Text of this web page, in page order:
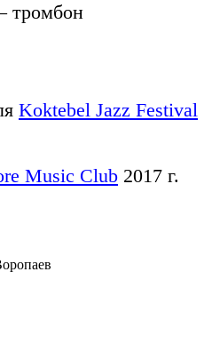
тромбон
Koktebel Jazz Festival
Music Club 2017 г.